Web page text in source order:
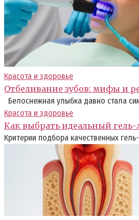
Красота и здоровье
Отбеливание зубов: мифы и
Белоснежная улыбка давно стала
Красота и здоровье
Как выбрать идеальный
Критерии подбора качественных